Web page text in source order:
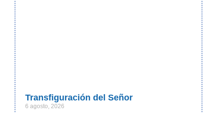
Transfiguración del Señor
6 agosto, 2026